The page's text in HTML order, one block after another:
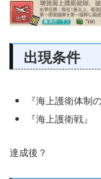
出現条件
『海上護衛体制
『海上護衛戦』
達成後？